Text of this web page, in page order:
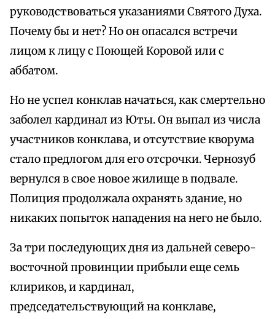
руководствоваться указаниями Святого Духа.
Почему бы и нет? Но он опасался встречи
лицом к лицу с Поющей Коровой или с
аббатом.
Но не успел конклав начаться, как смертельно
заболел кардинал из Юты. Он выпал из числа
участников конклава, и отсутствие кворума
стало предлогом для его отсрочки. Чернозуб
вернулся в свое новое жилище в подвале.
Полиция продолжала охранять здание, но
никаких попыток нападения на него не было.
За три последующих дня из дальней северо-
восточной провинции прибыли еще семь
клириков, и кардинал,
председательствующий на конклаве,